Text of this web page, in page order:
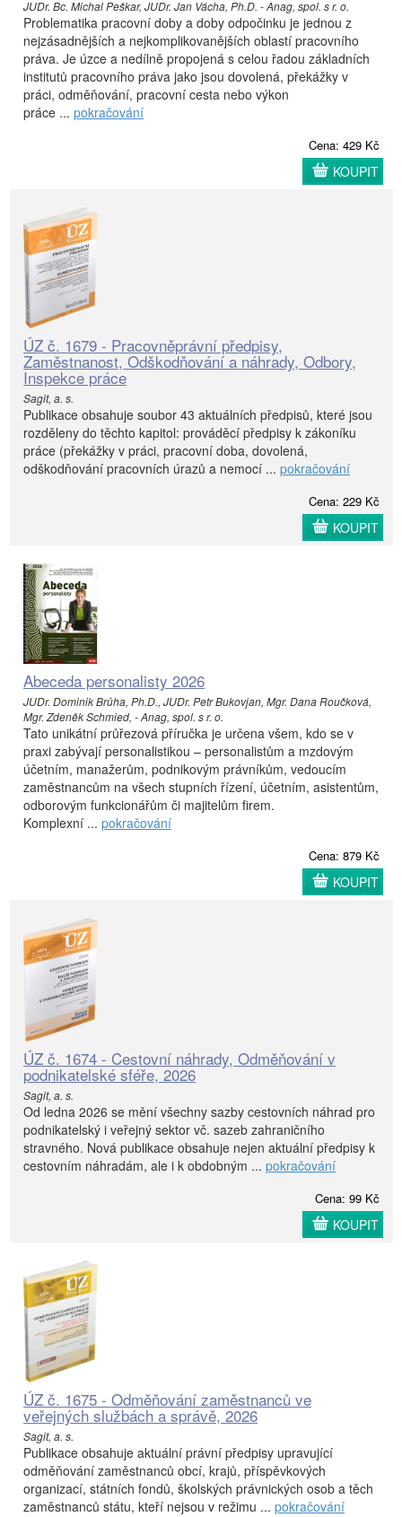
JUDr. Bc. Michal Peškar, JUDr. Jan Vácha, Ph.D. - Anag, spol. s r. o.
Problematika pracovní doby a doby odpočinku je jednou z
nejzásadnějších a nejkomplikovanějších oblastí pracovního
práva. Je úzce a nedílně propojená s celou řadou základních
institutů pracovního práva jako jsou dovolená, překážky v
práci, odměňování, pracovní cesta nebo výkon
práce ... pokračování
Cena: 429 Kč
KOUPIT
ÚZ č. 1679 - Pracovněprávní předpisy,
Zaměstnanost, Odškodňování a náhrady, Odbory,
Inspekce práce
Sagit, a. s.
Publikace obsahuje soubor 43 aktuálních předpisů, které jsou
rozděleny do těchto kapitol: prováděcí předpisy k zákoníku
práce (překážky v práci, pracovní doba, dovolená,
odškodňování pracovních úrazů a nemocí ... pokračování
Cena: 229 Kč
KOUPIT
Abeceda personalisty 2026
JUDr. Dominik Brůha, Ph.D., JUDr. Petr Bukovjan, Mgr. Dana Roučková,
Mgr. Zdeněk Schmied, - Anag, spol. s r. o.
Tato unikátní průřezová příručka je určena všem, kdo se v
praxi zabývají personalistikou – personalistům a mzdovým
účetním, manažerům, podnikovým právníkům, vedoucím
zaměstnancům na všech stupních řízení, účetním, asistentům,
odborovým funkcionářům či majitelům firem.
Komplexní ... pokračování
Cena: 879 Kč
KOUPIT
ÚZ č. 1674 - Cestovní náhrady, Odměňování v
podnikatelské sféře, 2026
Sagit, a. s.
Od ledna 2026 se mění všechny sazby cestovních náhrad pro
podnikatelský i veřejný sektor vč. sazeb zahraničního
stravného. Nová publikace obsahuje nejen aktuální předpisy k
cestovním náhradám, ale i k obdobným ... pokračování
Cena: 99 Kč
KOUPIT
ÚZ č. 1675 - Odměňování zaměstnanců ve
veřejných službách a správě, 2026
Sagit, a. s.
Publikace obsahuje aktuální právní předpisy upravující
odměňování zaměstnanců obcí, krajů, příspěvkových
organizací, státních fondů, školských právnických osob a těch
zaměstnanců státu, kteří nejsou v režimu ... pokračování